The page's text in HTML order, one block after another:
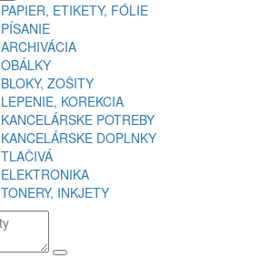
PAPIER, ETIKETY, FÓLIE
PÍSANIE
ARCHIVÁCIA
OBÁLKY
BLOKY, ZOŠITY
LEPENIE, KOREKCIA
KANCELÁRSKE POTREBY
KANCELÁRSKE DOPLNKY
TLAČIVÁ
ELEKTRONIKA
TONERY, INKJETY